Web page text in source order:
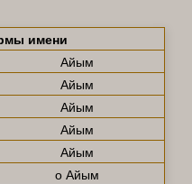
имени
Айым
Айым
Айым
Айым
Айым
о Айым